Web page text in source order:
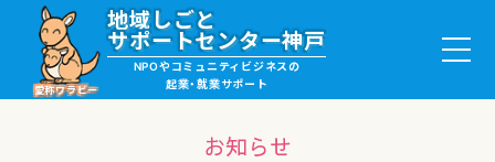
愛称ワラビー
地域しごと
サポートセンター神戸
NPOやコミュニティビジネスの
起業・就業サポート
お知らせ